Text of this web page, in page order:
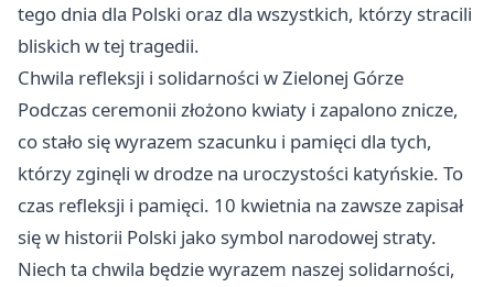
tego dnia dla Polski oraz dla wszystkich, którzy stracili
bliskich w tej tragedii.
Chwila refleksji i solidarności w Zielonej Górze
Podczas ceremonii złożono kwiaty i zapalono znicze,
co stało się wyrazem szacunku i pamięci dla tych,
którzy zginęli w drodze na uroczystości katyńskie. To
czas refleksji i pamięci. 10 kwietnia na zawsze zapisał
się w historii Polski jako symbol narodowej straty.
Niech ta chwila będzie wyrazem naszej solidarności,